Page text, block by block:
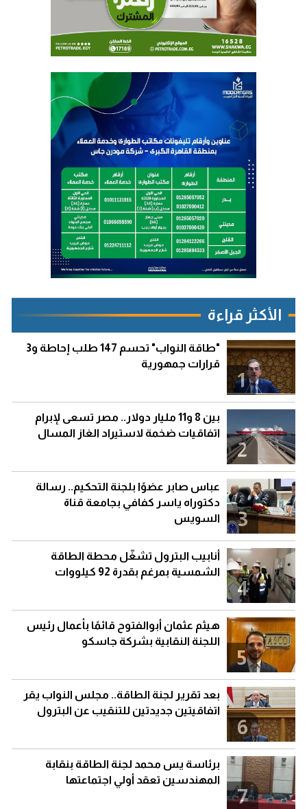
الأكثر قراءة
1
"طاقة النواب" تحسم 147 طلب إحاطة و3
قرارات جمهورية
2
بين 8 و11 مليار دولار.. مصر تسعى لإبرام
اتفاقيات ضخمة لاستيراد الغاز المسال
3
عباس صابر عضوًا بلجنة التحكيم.. رسالة
دكتوراه ياسر كفافي بجامعة قناة
السويس
4
أنابيب البترول تشغّل محطة الطاقة
الشمسية بمرغم بقدرة 92 كيلووات
5
هيثم عثمان أبوالفتوح قائمًا بأعمال رئيس
اللجنة النقابية بشركة جاسكو
6
بعد تقرير لجنة الطاقة.. مجلس النواب يقر
اتفاقيتين جديدتين للتنقيب عن البترول
7
برئاسة يس محمد لجنة الطاقة بنقابة
المهندسين تعقد أولي اجتماعتها